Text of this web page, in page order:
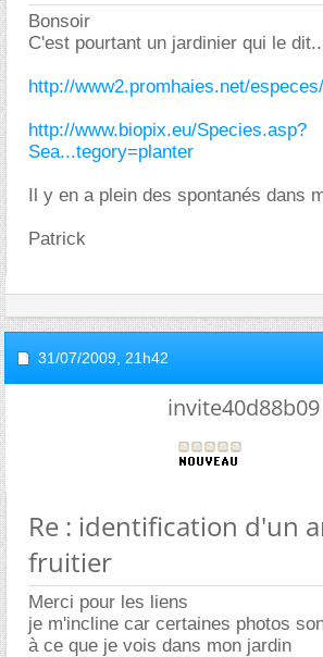
Bonsoir
C'est pourtant un jardinier qui le
http://www2.promhaies.net/
http://www.biopix.eu/Species.asp?
Sea...tegory=planter
Il y en a plein des spontanés dans
Patrick
31/07/2009, 21h42
invite40d88b09
Re : identification d'un
fruitier
Merci pour les liens
je m'incline car certaines photos
à ce que je vois dans mon jardin